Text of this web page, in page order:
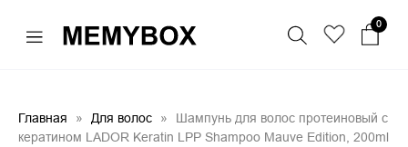
Главная Для волос
Шампунь для волос протеиновый с
кератином LADOR Keratin LPP Shampoo Mauve Edition, 200ml